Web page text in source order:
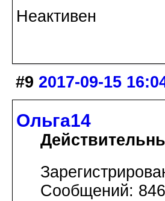
Неактивен
#9 2017-09-15
Ольга14
Сообщений: